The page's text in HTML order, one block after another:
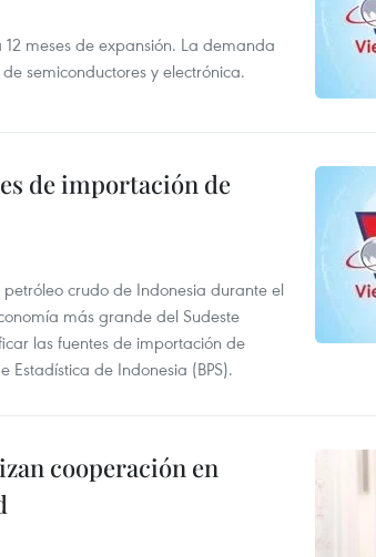
meses de expansión. La demanda
semiconductores y electrónica.
de importación de
crudo de Indonesia durante el
más grande del Sudeste
las fuentes de importación de
de Indonesia (BPS).
cooperación en